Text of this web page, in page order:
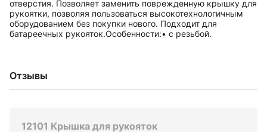
отверстия. Позволяет заменить поврежденную крышку для
рукоятки, позволяя пользоваться высокотехнологичным
оборудованием без покупки нового. Подходит для
батареечных рукояток.Особенности:• с резьбой.
Отзывы
12101 Крышка для рукояток